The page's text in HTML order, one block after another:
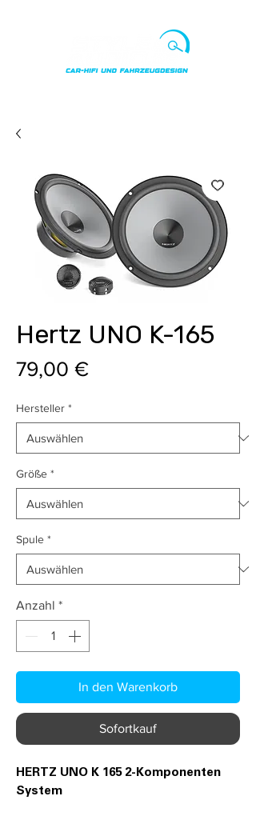
Hertz UNO K-165
79,00 €Preis
Hersteller *
Größe *
Spule *
Anzahl *
In den Warenkorb
Sofortkauf
HERTZ UNO K 165 2-Komponenten
System